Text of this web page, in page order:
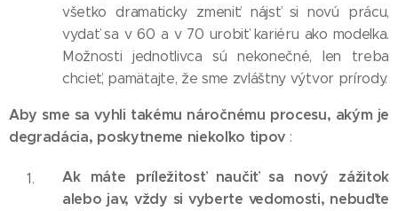
všetko dramaticky zmeniť: nájsť si novú prácu,
vydať sa v 60 a v 70 urobiť kariéru ako modelka.
Možnosti jednotlivca sú nekonečné, len treba
chcieť, pamätajte, že sme zvláštny výtvor prírody.
Aby sme sa vyhli takému náročnému procesu, akým je
degradácia, poskytneme niekoľko tipov :
Ak máte príležitosť naučiť sa nový zážitok
alebo jav, vždy si vyberte vedomosti, nebuďte